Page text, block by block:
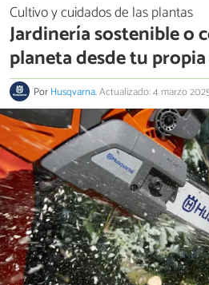
Cultivo y cuidados de las plantas
Jardinería sostenible o
planeta desde tu propia
PorHusqvarna.Actualizado: 4 marzo